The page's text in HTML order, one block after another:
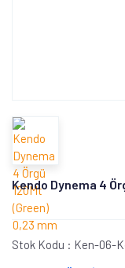
Kendo Dynema 4
Stok Kodu : Ken-06-